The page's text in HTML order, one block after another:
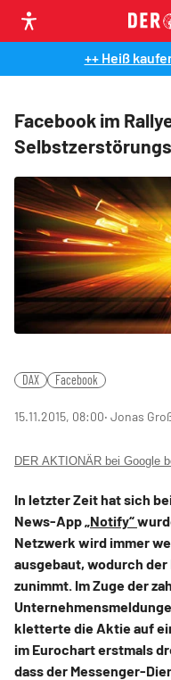
++ Heiß
Facebook im
DAX Facebook
15.11.2015, 08:00‧ Jonas
DER AKTIONÄR bei Google
In letzter Zeit hat sich
News-App„Notify“
Netzwerk wird immer
ausgebaut, wodurch
zunimmt. Im Zuge der
kletterte die Aktie auf
im Eurochart erstmals
dass der Messenger-